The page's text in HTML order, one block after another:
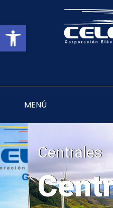
Abrir barra
MENÚ
Centrales